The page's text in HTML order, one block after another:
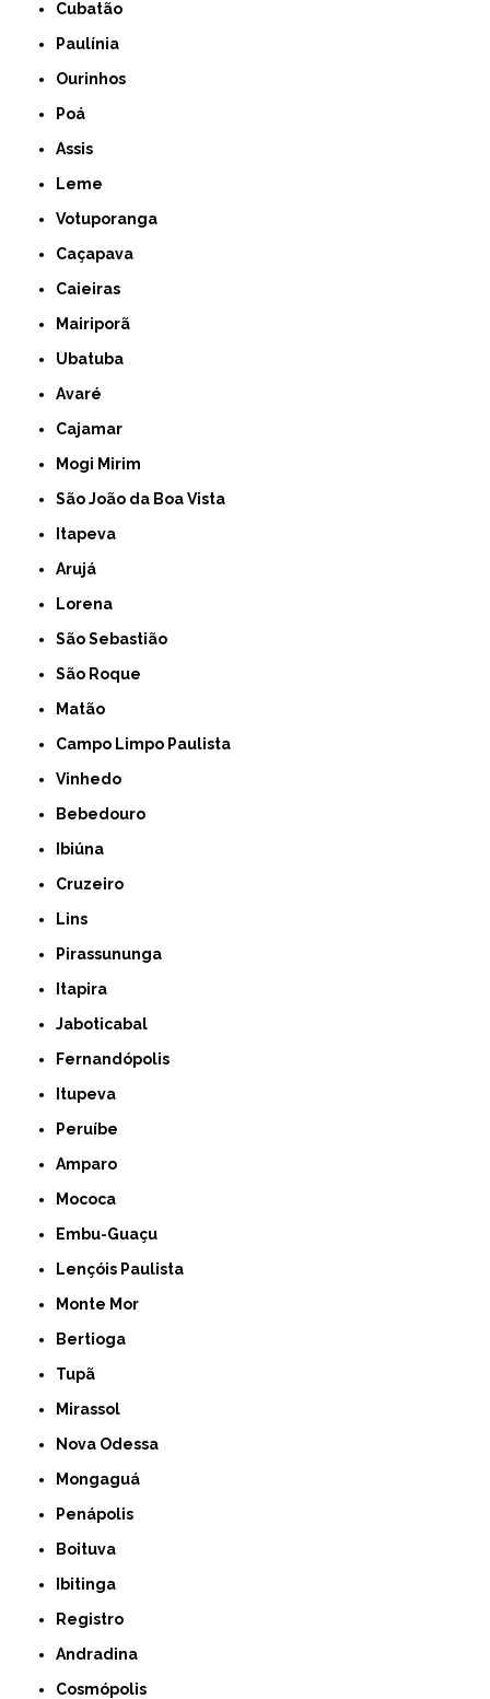
Cubatão
Paulínia
Ourinhos
Poá
Assis
Leme
Votuporanga
Caçapava
Caieiras
Mairiporã
Ubatuba
Avaré
Cajamar
Mogi Mirim
São João da Boa Vista
Itapeva
Arujá
Lorena
São Sebastião
São Roque
Matão
Campo Limpo Paulista
Vinhedo
Bebedouro
Ibiúna
Cruzeiro
Lins
Pirassununga
Itapira
Jaboticabal
Fernandópolis
Itupeva
Peruíbe
Amparo
Mococa
Embu-Guaçu
Lençóis Paulista
Monte Mor
Bertioga
Tupã
Mirassol
Nova Odessa
Mongaguá
Penápolis
Boituva
Ibitinga
Registro
Andradina
Cosmópolis